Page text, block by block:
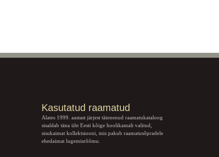
Kasutatud raamatud
Alates 1999. aastast järjest täienenud raamatukataloog
sisaldab täna üht Eesti kõige hoolikamalt valitud,
sisukaimat kollektsiooni, mis pakub raamatusõpradele
ehedaimat lugemisrõõmu.